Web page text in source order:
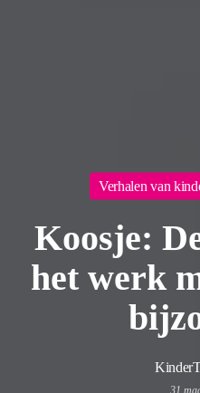
Verhalen van
Koosje:
het werk
31